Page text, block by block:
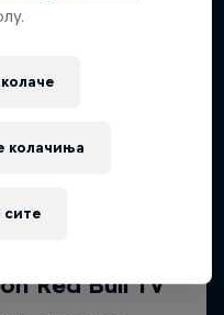
колачиња